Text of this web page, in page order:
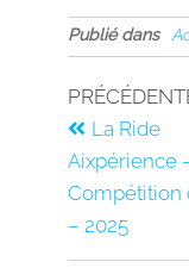
Publié dans
La Ride
Aixpérience
Compétition
– 2025